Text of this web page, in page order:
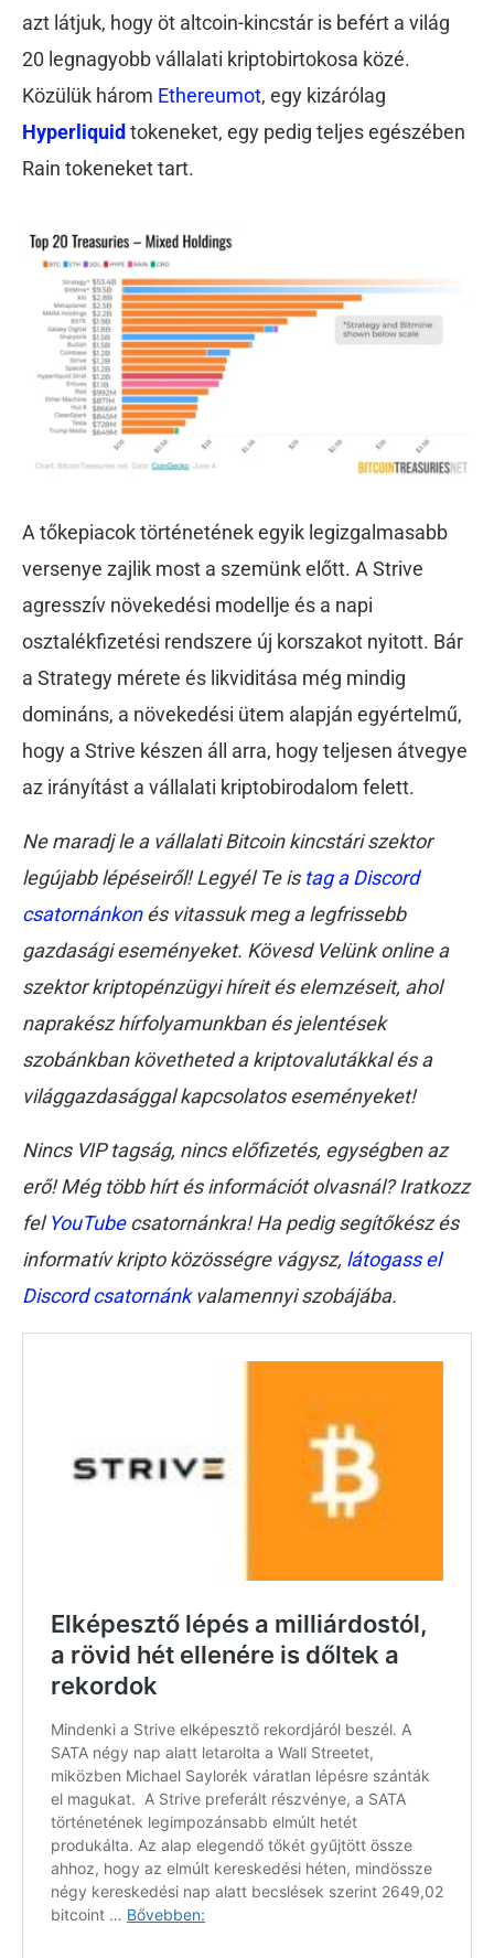
azt látjuk, hogy öt altcoin-kincstár is befért a világ
20 legnagyobb vállalati kriptobirtokosa közé.
Közülük három Ethereumot, egy kizárólag
Hyperliquid tokeneket, egy pedig teljes egészében
Rain tokeneket tart.
A tőkepiacok történetének egyik legizgalmasabb
versenye zajlik most a szemünk előtt. A Strive
agresszív növekedési modellje és a napi
osztalékfizetési rendszere új korszakot nyitott. Bár
a Strategy mérete és likviditása még mindig
domináns, a növekedési ütem alapján egyértelmű,
hogy a Strive készen áll arra, hogy teljesen átvegye
az irányítást a vállalati kriptobirodalom felett.
Ne maradj le a vállalati Bitcoin kincstári szektor
legújabb lépéseiről! Legyél Te istag a Discord
csatornánkonés vitassuk meg a legfrissebb
gazdasági eseményeket. Kövesd Velünk online a
szektor kriptopénzügyi híreit és elemzéseit, ahol
naprakész hírfolyamunkban és jelentések
szobánkban követheted a kriptovalutákkal és a
világgazdasággal kapcsolatos eseményeket!
Nincs VIP tagság, nincs előfizetés, egységben az
erő! Még több hírt és információt olvasnál? Iratkozz
felYouTubecsatornánkra! Ha pedig segítőkész és
informatív kripto közösségre vágysz, látogass el
Discord csatornánkvalamennyi szobájába.